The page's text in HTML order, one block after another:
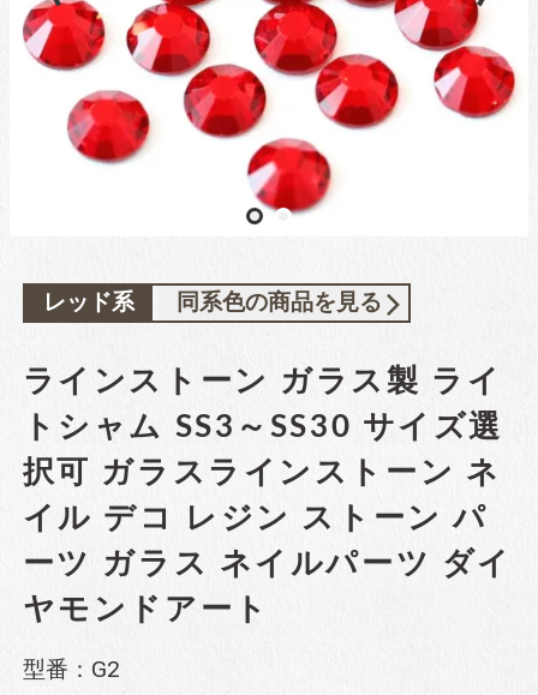
特定商取引
法
contact
お問い合わ
せ
ブログ
ガラスラインストーン
ﾌﾞﾗﾝﾄﾞ製ﾗｲﾝｽﾄｰﾝ同等品
ﾌﾞﾗﾝﾄﾞ製ﾗｲﾝｽﾄｰﾝ同等品
アクリルラインストーン
パールラインストーン
レッド系 同系色の商品を見る
ラインストーン ガラス製 ライ
トシャム SS3～SS30 サイズ選
択可 ガラスラインストーン ネ
イル デコ レジン ストーン パ
ーツ ガラス ネイルパーツ ダイ
ヤモンドアート
型番：G2